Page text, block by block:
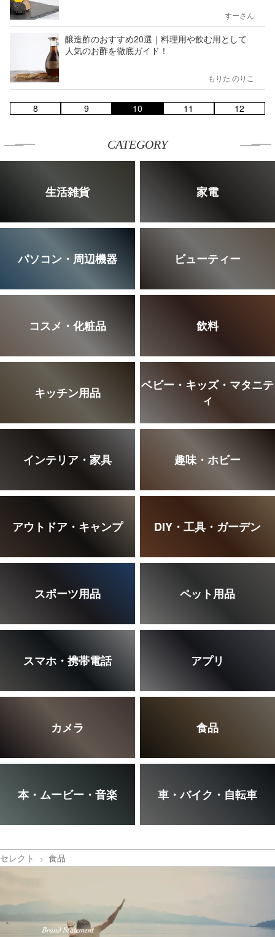
すーさん
醸造酢のおすすめ20選｜料理用や飲む用として
人気のお酢を徹底ガイド！
もりた のりこ
8 9 10 11 12
CATEGORY
生活雑貨 家電
パソコン・周辺機器 ビューティー
コスメ・化粧品 飲料
キッチン用品
ベビー・キッズ・マタニテ
ィ
インテリア・家具 趣味・ホビー
アウトドア・キャンプ DIY・工具・ガーデン
スポーツ用品 ペット用品
スマホ・携帯電話 アプリ
カメラ 食品
本・ムービー・音楽 車・バイク・自転車
セレクト 食品